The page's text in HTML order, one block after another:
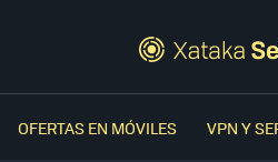
OFERTAS EN MÓVILES VPN Y